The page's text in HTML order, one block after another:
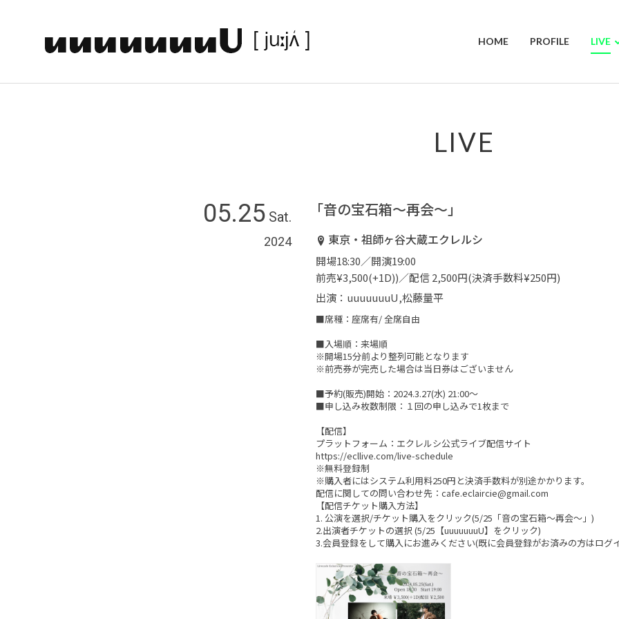
HOME PROFILE LIVE
LIVE
05.25 Sat.
2024
「音の宝石箱〜再会〜」
東京・祖師ヶ谷大蔵エクレルシ
開場18:30／開演19:00
前売¥3,500(+1D))／配信 2,500円(決済手数料¥250円)
出演：uuuuuuuU,松藤量平
■席種：座席有/ 全席自由
■入場順：来場順
※開場15分前より整列可能となります
※前売券が完売した場合は当日券はございません
■予約(販売)開始：2024.3.27(水) 21:00〜
■申し込み枚数制限：１回の申し込みで1枚まで
【配信】
プラットフォーム：エクレルシ公式ライブ配信サイト
https://ecllive.com/live-schedule
※無料登録制
※購入者にはシステム利用料250円と決済手数料が別途かかります。
配信に関しての問い合わせ先：cafe.eclaircie@gmail.com
【配信チケット購入方法】
1. 公演を選択/チケット購入をクリック(5/25「音の宝石箱〜再会〜」)
2.出演者チケットの選択 (5/25【uuuuuuuU】をクリック)
3.会員登録をして購入にお進みください(既に会員登録がお済みの方はログ